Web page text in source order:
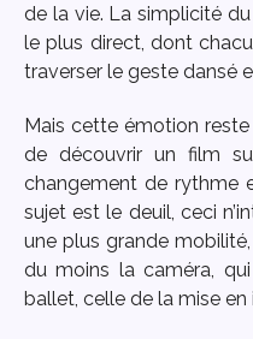
de la vie. La simplicité
le plus direct, dont
traverser le geste dansé
Mais cette émotion
de découvrir un film
changement de rythme
sujet est le deuil, ceci
une plus grande
du moins la caméra,
ballet, celle de la mise en